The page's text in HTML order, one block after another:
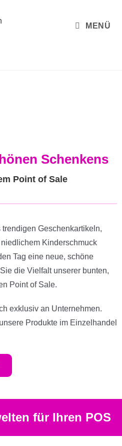
MENÜ
Schenkens
Point of Sale
Geschenkartikeln,
Kinderschmuck
Tag eine neue, schöne
die Vielfalt unserer bunten,
Point of Sale.
exklusiv an Unternehmen.
Produkte im Einzelhandel
für Ihren POS